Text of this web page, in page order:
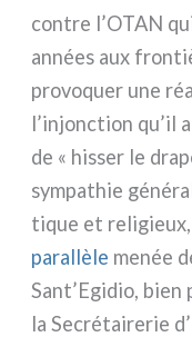
con­tre l’OTAN
années aux
pro­vo­quer une
l’injonction qu’il
de « his­ser le
sym­pa­thie
ti­que et
paral­lè­le menée
Sant’Egidio, bien
la Secrétairerie